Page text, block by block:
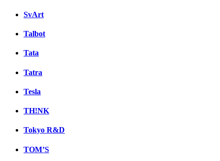
SvArt
Talbot
Tata
Tatra
Tesla
TH!NK
Tokyo R&D
TOM’S